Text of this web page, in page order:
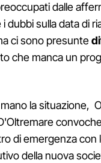
dalle
dubbi sulla data di
ci sono presunte
che manca un
la situazione,
di emergenza
della nuova